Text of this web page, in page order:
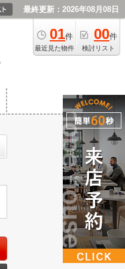
最終更新：2026年08月08日
01件
最近見た物件
00件
検討リスト